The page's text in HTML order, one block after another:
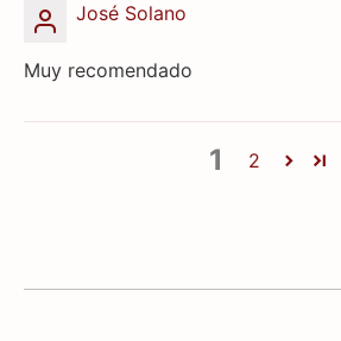
José Solano
Muy recomendado
1 2